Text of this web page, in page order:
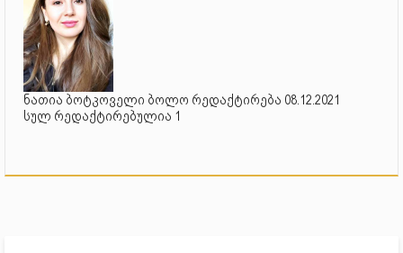
ნათია ბოტკოველი ბოლო რედაქტირება 08.12.2021
სულ რედაქტირებულია 1